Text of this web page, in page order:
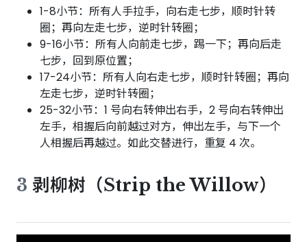
1-8小节：所有人手拉手，向右走七步，顺时针转
圈；再向左走七步，逆时针转圈；
9-16小节：所有人向前走七步，踢一下；再向后走
七步，回到原位置；
17-24小节：所有人向右走七步，顺时针转圈；再向
左走七步，逆时针转圈；
25-32小节：1 号向右转伸出右手，2 号向右转伸出
左手，相握后向前越过对方，伸出左手，与下一个
人相握后再越过。如此交替进行，重复 4 次。
3 剥柳树（Strip the Willow）